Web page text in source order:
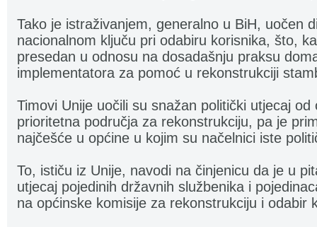
Tako je istraživanjem, generalno u BiH, uočen
nacionalnom ključu pri odabiru korisnika, što,
presedan u odnosu na dosadašnju praksu
implementatora za pomoć u rekonstrukciji
Timovi Unije uočili su snažan politički utjecaj od
prioritetna područja za rekonstrukciju, pa je
najčešće u općine u kojim su načelnici iste
To, ističu iz Unije, navodi na činjenicu da je u
utjecaj pojedinih državnih službenika i
na općinske komisije za rekonstrukciju i odabir